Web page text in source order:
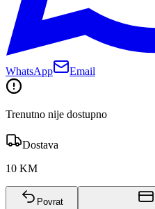
WhatsApp Email
Trenutno nije dostupno
Dostava
10 KM
Povrat